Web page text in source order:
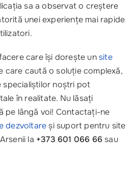
sa a observat o creștere
unei experiențe mai rapide
care își dorește unsite
care caută o soluție complexă,
specialiștilor noștri pot
în realitate. Nu lăsați
pe lângă voi! Contactați-ne
dezvoltareși suport pentru site
la +373 601 066 66sau